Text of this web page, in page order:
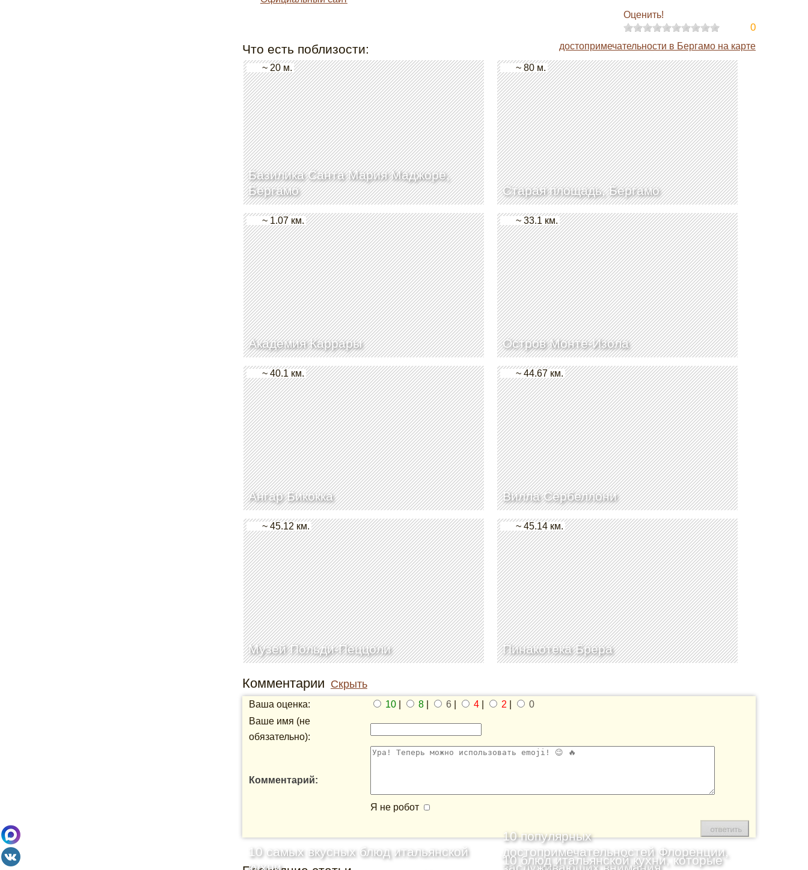
Оценить!
0
Что есть поблизости: достопримечательности в Бергамо на карте
Базилика Санта Мария Маджоре,
Бергамо
~ 20 м.
Старая площадь, Бергамо
~ 80 м.
Академия Каррары
~ 1.07 км.
Остров Монте-Изола
~ 33.1 км.
Ангар Бикокка
~ 40.1 км.
Вилла Сербеллони
~ 44.67 км.
Музей Польди-Пеццоли
~ 45.12 км.
Пинакотека Брера
~ 45.14 км.
Комментарии Скрыть
Ваша оценка: 10| 8| 6| 4| 2
0
Ваше имя (не
обязательно):
Комментарий:
Я не робот
10 самых вкусных блюд итальянской
10 популярных
достопримечательностей Флоренции,
10 блюд итальянской кухни, которые